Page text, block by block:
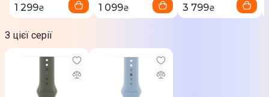
1 299₴ 1 099₴ 3 799₴
З цієї серії